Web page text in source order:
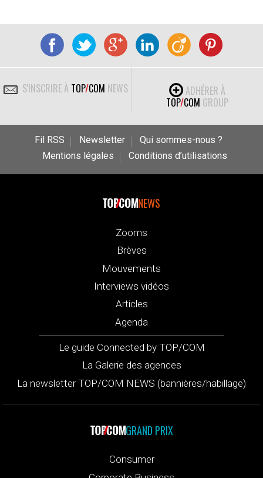
S'INSCRIRE À TOP/COM NEWS
ADHÉRER À
TOP/COM GROUP
Fil RSS Newsletter
Qui sommes-nous ?
Mentions légales
Conditions d’utilisations
NEWS
Zooms
Brèves
Mouvements
Interviews vidéos
Articles
Agenda
Le guide Connected by TOP/COM
La Galerie des agences
La newsletter TOP/COM NEWS (bannières/habillage)
GRAND PRIX
Consumer